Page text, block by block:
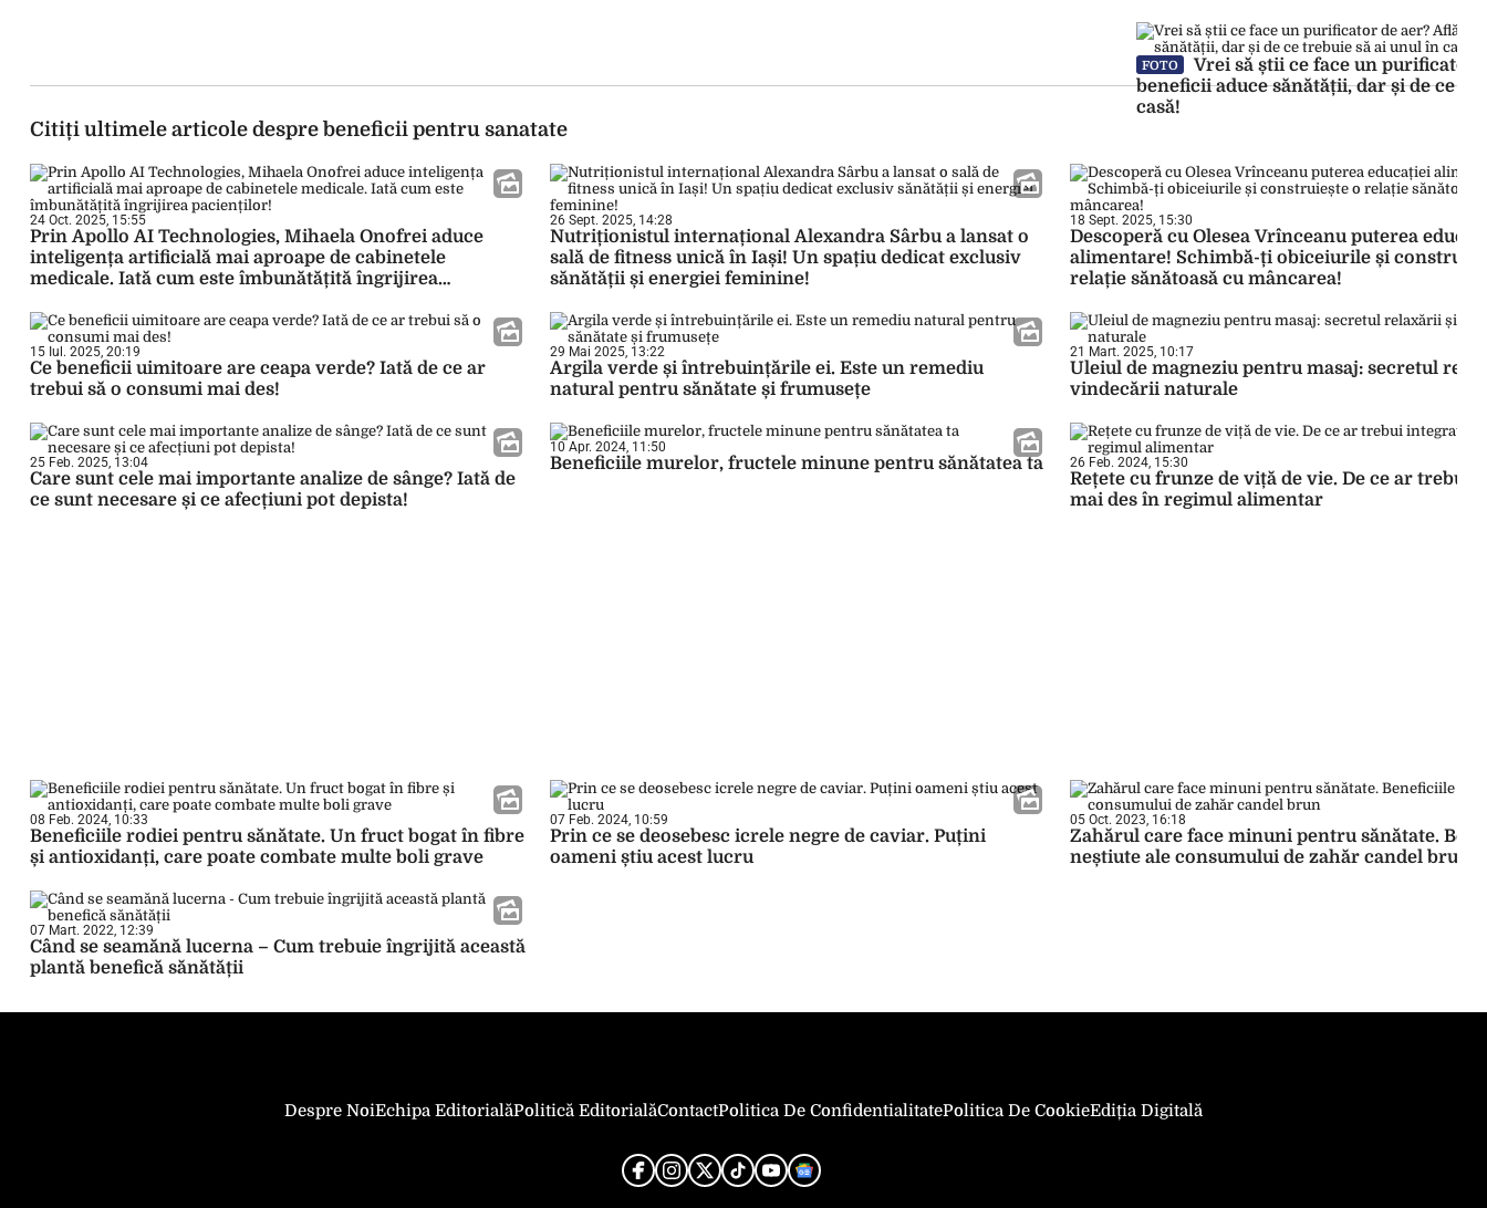
FOTO
Vrei să știi ce face un purificator
beneficii aduce sănătății, dar și de ce
casă!
Citiți ultimele articole despre beneficii pentru sanatate
24 Oct. 2025, 15:55
Prin Apollo AI Technologies, Mihaela Onofrei aduce
inteligența artificială mai aproape de cabinetele
medicale. Iată cum este îmbunătățită îngrijirea
26 Sept. 2025, 14:28
Nutriționistul internațional Alexandra Sârbu a lansat o
sală de fitness unică în Iași! Un spațiu dedicat exclusiv
sănătății și energiei feminine!
18 Sept. 2025, 15:30
Descoperă cu Olesea Vrînceanu puterea
alimentare! Schimbă-ți obiceiurile și
relație sănătoasă cu mâncarea!
15 Iul. 2025, 20:19
Ce beneficii uimitoare are ceapa verde? Iată de ce ar
trebui să o consumi mai des!
29 Mai 2025, 13:22
Argila verde și întrebuințările ei. Este un remediu
natural pentru sănătate și frumusețe
21 Mart. 2025, 10:17
Uleiul de magneziu pentru masaj: secretul
vindecării naturale
25 Feb. 2025, 13:04
Care sunt cele mai importante analize de sânge? Iată de
ce sunt necesare și ce afecțiuni pot depista!
10 Apr. 2024, 11:50
Beneficiile murelor, fructele minune pentru sănătatea ta 26 Feb. 2024, 15:30
Rețete cu frunze de viță de vie. De ce ar trebui
mai des în regimul alimentar
08 Feb. 2024, 10:33
Beneficiile rodiei pentru sănătate. Un fruct bogat în fibre
și antioxidanți, care poate combate multe boli grave
07 Feb. 2024, 10:59
Prin ce se deosebesc icrele negre de caviar. Puțini
oameni știu acest lucru
05 Oct. 2023, 16:18
Zahărul care face minuni pentru sănătate.
neștiute ale consumului de zahăr candel brun
07 Mart. 2022, 12:39
Când se seamănă lucerna – Cum trebuie îngrijită această
plantă benefică sănătății
Despre NoiEchipa EditorialăPolitică EditorialăContactPolitica De ConfidentialitatePolitica De CookieEdiția Digitală